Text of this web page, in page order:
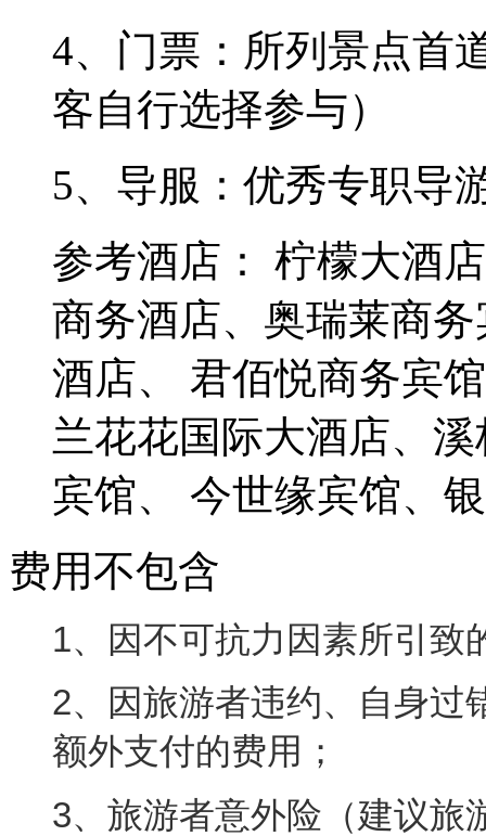
4、门票：所列景点首
客自行选择参与）
5、导服：优秀专职导
参考酒店： 柠檬大酒
商务酒店、奥瑞莱商
酒店、 君佰悦商务宾
兰花花国际大酒店、
宾馆、 今世缘宾馆、
费用不包含
1、因不可抗力因素所引致
2、因旅游者违约、自身过
额外支付的费用；
3、旅游者意外险（建议旅